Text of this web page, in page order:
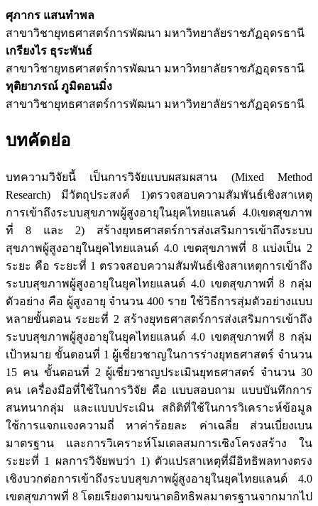
ศุภากร แสนทำพล
สาขาวิชายุทธศาสตร์การพัฒนา มหาวิทยาลัยราชภัฏอุดรธานี
เกรียงไร ธุระพันธ์
สาขาวิชายุทธศาสตร์การพัฒนา มหาวิทยาลัยราชภัฏอุดรธานี
ทุติยาภรณ์ ภูมิดอนมิ่ง
สาขาวิชายุทธศาสตร์การพัฒนา มหาวิทยาลัยราชภัฏอุดรธานี
บทคัดย่อ
บทความวิจัยนี้ เป็นการวิจัยแบบผสมผสาน (Mixed Method
Research) มีวัตถุประสงค์ 1)ตรวจสอบความสัมพันธ์เชิงสาเหตุ
การเข้าถึงระบบสุขภาพผู้สูงอายุในยุคไทยแลนด์ 4.0เขตสุขภาพ
ที่ 8 และ 2) สร้างยุทธศาสตร์การส่งเสริมการเข้าถึงระบบ
สุขภาพผู้สูงอายุในยุคไทยแลนด์ 4.0 เขตสุขภาพที่ 8 แบ่งเป็น 2
ระยะ คือ ระยะที่ 1 ตรวจสอบความสัมพันธ์เชิงสาเหตุการเข้าถึง
ระบบสุขภาพผู้สูงอายุในยุคไทยแลนด์ 4.0 เขตสุขภาพที่ 8 กลุ่ม
ตัวอย่าง คือ ผู้สูงอายุ จำนวน 400 ราย ใช้วิธีการสุ่มตัวอย่างแบบ
หลายขั้นตอน ระยะที่ 2 สร้างยุทธศาสตร์การส่งเสริมการเข้าถึง
ระบบสุขภาพผู้สูงอายุในยุคไทยแลนด์ 4.0 เขตสุขภาพที่ 8 กลุ่ม
เป้าหมาย ขั้นตอนที่ 1 ผู้เชี่ยวชาญในการร่างยุทธศาสตร์ จำนวน
15 คน ขั้นตอนที่ 2 ผู้เชี่ยวชาญประเมินยุทธศาสตร์ จำนวน 30
คน เครื่องมือที่ใช้ในการวิจัย คือ แบบสอบถาม แบบบันทึกการ
สนทนากลุ่ม และแบบประเมิน สถิติที่ใช้ในการวิเคราะห์ข้อมูล
ใช้การแจกแจงความถี่ หาค่าร้อยละ ค่าเฉลี่ย ส่วนเบี่ยงเบน
มาตรฐาน และการวิเคราะห์โมเดลสมการเชิงโครงสร้าง ใน
ระยะที่ 1 ผลการวิจัยพบว่า 1) ตัวแปรสาเหตุที่มีอิทธิพลทางตรง
เชิงบวกต่อการเข้าถึงระบบสุขภาพผู้สูงอายุในยุคไทยแลนด์ 4.0
เขตสุขภาพที่ 8 โดยเรียงตามขนาดอิทธิพลมาตรฐานจากมากไป